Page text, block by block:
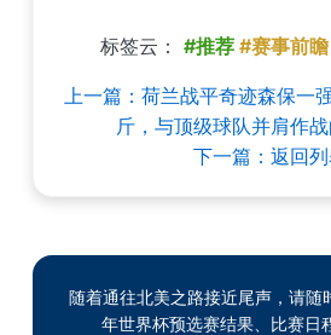
标签云： #推荐 #赛事前瞻
上一篇：荷兰战平奇迹森保一
斤，与顶级球队并肩作
下一篇：返回
随着通往北美之路接近尾声，请
年世界杯预选赛结果、比赛日